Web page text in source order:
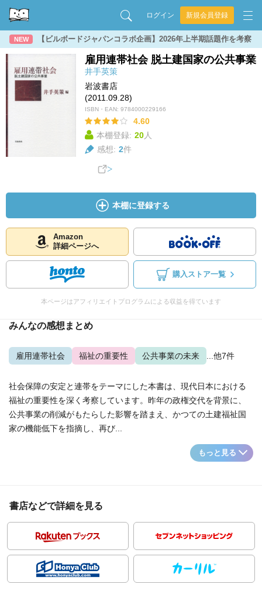
ログイン 新規会員登録
NEW 【ビルボードジャパンコラボ企画】2026年上半期話題作を考察
雇用連帯社会 脱土建国家の公共事業
井手英策
岩波書店
(2011.09.28)
ISBN・EAN: 9784000229166
4.60
本棚登録: 20人
感想: 2件
本棚に登録する
Amazon
詳細ページへ
購入ストア一覧
本ページはアフィリエイトプログラムによる収益を得ています
みんなの感想まとめ
雇用連帯社会 福祉の重要性 公共事業の未来 ...他7件
社会保障の安定と連帯をテーマにした本書は、現代日本における
福祉の重要性を深く考察しています。昨年の政権交代を背景に、
公共事業の削減がもたらした影響を踏まえ、かつての土建福祉国
家の機能低下を指摘し、再び...
もっと見る
書店などで詳細を見る